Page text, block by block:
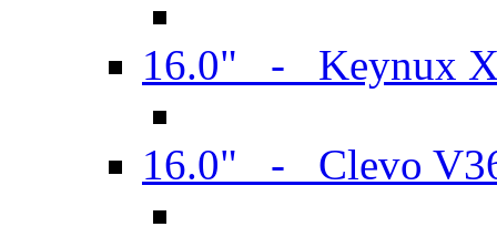
16.0" - Keynux
16.0" - Clevo